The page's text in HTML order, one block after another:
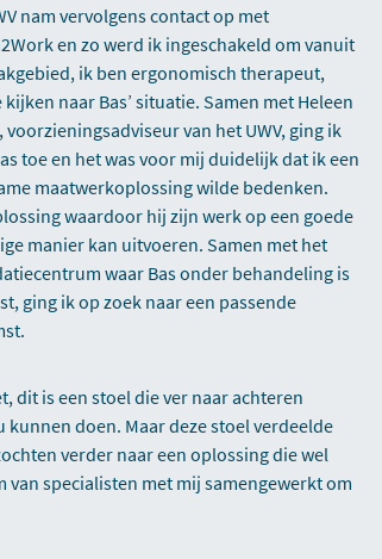
nam vervolgens contact op met
en zo werd ik ingeschakeld om vanuit
ik ben ergonomisch therapeut,
kijken naar Bas’ situatie. Samen met Heleen
voorzieningsadviseur van het UWV, ging ik
toe en het was voor mij duidelijk dat ik een
maatwerkoplossing wilde bedenken.
waardoor hij zijn werk op een goede
manier kan uitvoeren. Samen met het
waar Bas onder behandeling is
ging ik op zoek naar een passende
dit is een stoel die ver naar achteren
doen. Maar deze stoel verdeelde
verder naar een oplossing die wel
specialisten met mij samengewerkt om